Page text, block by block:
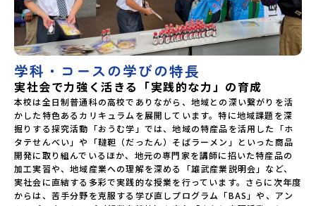
学科・コースの学びの特長
実社会で力強く活きる「実践的な力」の育成
本校は全日制普通科の高校でありながら、地域との深い繋がりを活
かした特色あるカリキュラムを展開しています。特に地域課題を深
掘りする探究活動「おうむ学」では、地域の特産品を活用した「ホ
タテせんべい」や「韃靼（だったん）そばラーメン」といった商品
開発に取り組んでいるほか、地元の専門家を講師に招いた特産品の
加工実習や、地域産業への理解を深める「雄武産業説明会」など、
実社会に直結する多彩で実践的な授業を行っています。さらに次年度
からは、苦手分野を克服する学び直しプログラム「BAS」や、アン